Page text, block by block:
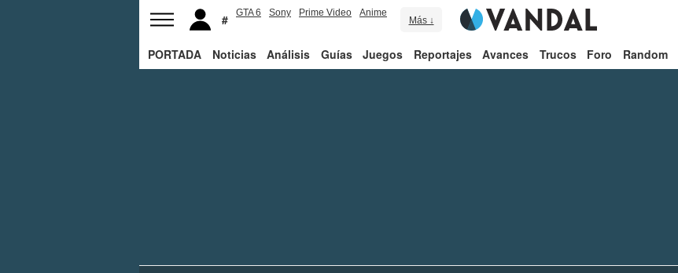
GTA 6 Sony Prime Video Anime
Más ↓
PORTADA Noticias Análisis Guías Juegos Reportajes Avances Trucos Foro Random